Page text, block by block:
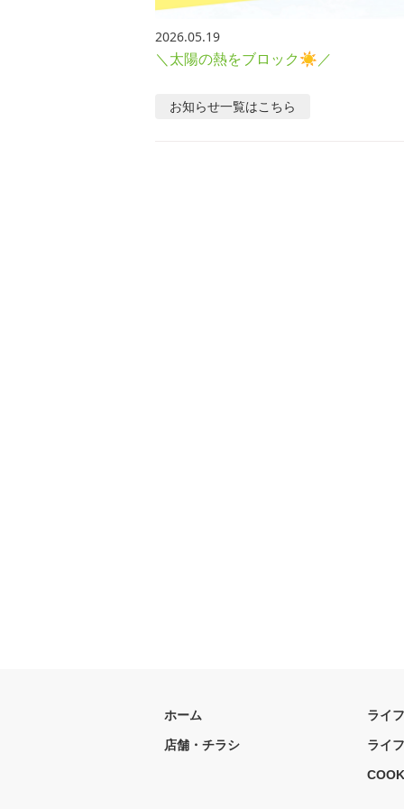
2026.05.19
＼太陽の熱をブロック☀／
お知らせ一覧はこちら
ホーム
店舗・チラシ
ライ
ライ